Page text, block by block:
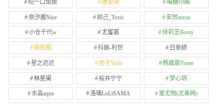
咬一口兔娘 唐安琪 喵糖印画
奈汐酱Nice 妲己_Toxic 安然anran
小仓千代w 尤蜜荟 徐莉芝Booty
微密圈 抖娘-利世 日奈娇
星之迟迟 杏子Yada 杨晨晨Yome
林星阑 桜井宁宁 梦心玥
水淼aqua 洛璃LoLiSAMA 爱尤物(尤果网)